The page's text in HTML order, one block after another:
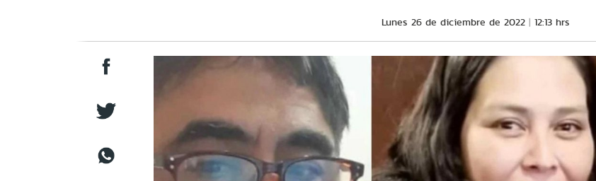
Lunes 26 de diciembre de 2022 12:13 hrs